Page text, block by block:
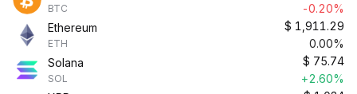
BTC
-0.20%
Ethereum
ETH
$ 1,911.29
0.00%
Solana
SOL
$ 75.74
+2.60%